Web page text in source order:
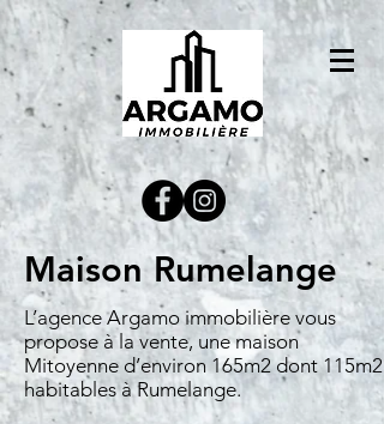
Maison Rumelange
L’agence Argamo immobilière vous
propose à la vente, une maison
Mitoyenne d’environ 165m2 dont 115m2
habitables à Rumelange.